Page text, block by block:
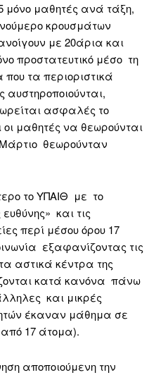
μόνο μαθητές ανά τάξη,
κρουσμάτων
με 20άρια και
προστατευτικό μέσο τη
τα περιοριστικά
ασφαλές το
μαθητές να θεωρούνται
θεωρούνταν
το ΥΠΑΙΘ με το
και τις
περί μέσου όρου 17
εξαφανίζοντας τις
αστικά κέντρα της
κατά κανόνα πάνω
και μικρές
έκαναν μάθημα σε
17 άτομα).
αποποιούμενη την